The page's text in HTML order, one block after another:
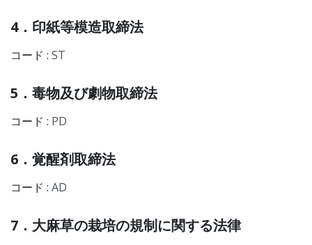
4．印紙等模造取締法
コード : ST
5．毒物及び劇物取締法
コード : PD
6．覚醒剤取締法
コード : AD
7．大麻草の栽培の規制に関する法律